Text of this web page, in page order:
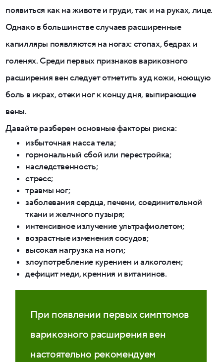
появиться как на животе и груди, так и на руках, лице.
Однако в большинстве случаев расширенные
капилляры появляются на ногах: стопах, бедрах и
голенях. Среди первых признаков варикозного
расширения вен следует отметить зуд кожи, ноющую
боль в икрах, отеки ног к концу дня, выпирающие
вены.
Давайте разберем основные факторы риска:
избыточная масса тела;
гормональный сбой или перестройка;
наследственность;
стресс;
травмы ног;
заболевания сердца, печени, соединительной
ткани и желчного пузыря;
интенсивное излучение ультрафиолетом;
возрастные изменения сосудов;
высокая нагрузка на ноги;
злоупотребление курением и алкоголем;
дефицит меди, кремния и витаминов.
При появлении первых симптомов
варикозного расширения вен
настоятельно рекомендуем